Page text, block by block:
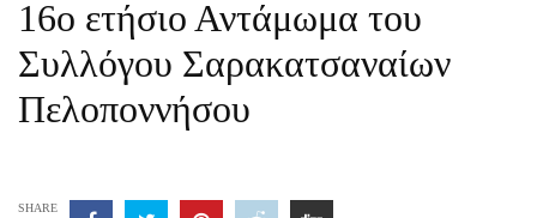
16ο ετήσιο Αντάμωμα του
Συλλόγου Σαρακατσαναίων
Πελοποννήσου
SHARE